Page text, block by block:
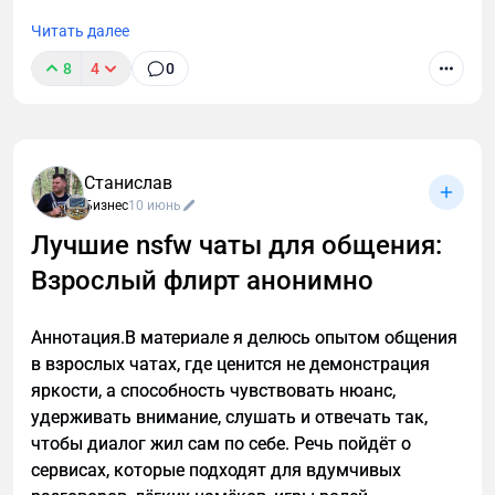
адаптации бизнес-процессов, обновления
документации и повышения внимания к
соблюдению новых норм. Рекомендуется заранее
Есть вопросы по адаптации вашей компании к
новым требованиям? Пишите в комментариях или
в ЛС — буду рада помочь!
Жанна Тищенко, юрист в области корпоративного
#корпоративноеправо #юрист #бизнес
#ЖаннаТищенко #юристЖаннаТищенко
Читать далее
8 4 0
Станислав
Бизнес10 июнь
Лучшие nsfw чаты для общения:
Взрослый флирт анонимно
Аннотация.В материале я делюсь опытом общения
в взрослых чатах, где ценится не демонстрация
яркости, а способность чувствовать нюанс,
удерживать внимание, слушать и отвечать так,
чтобы диалог жил сам по себе. Речь пойдёт о
сервисах, которые подходят для вдумчивых